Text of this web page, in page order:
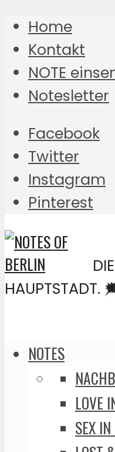
Home
Kontakt
NOTE
Notesletter
Facebook
Twitter
Instagram
Pinterest
HAUPTSTADT.
NOTES
LOVE
SEX